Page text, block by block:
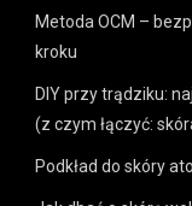
Metoda OCM –
kroku
DIY przy trądziku:
(z czym łączyć:
Podkład do skóry